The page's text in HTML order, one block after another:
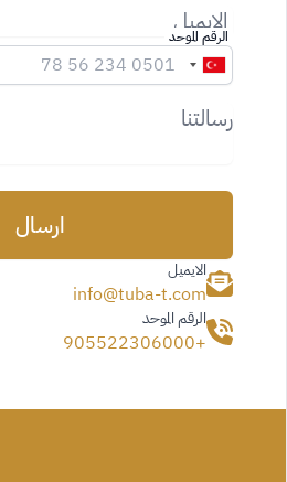
الرقم الموحد
ارسال
الايميل
info@tuba-t.com
الرقم الموحد
+905522306000